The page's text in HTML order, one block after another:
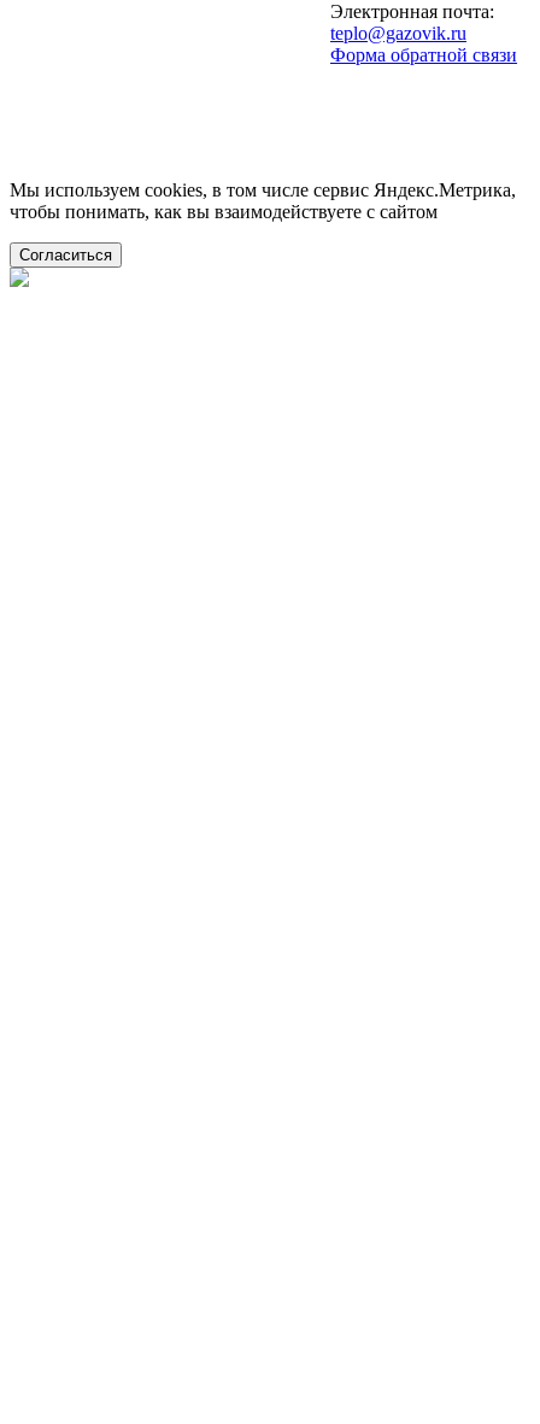
Электронная почта:
teplo@gazovik.ru
Форма обратной связи
Мы используем cookies, в том числе сервис Яндекс.Метрика,
чтобы понимать, как вы взаимодействуете с сайтом
Согласиться